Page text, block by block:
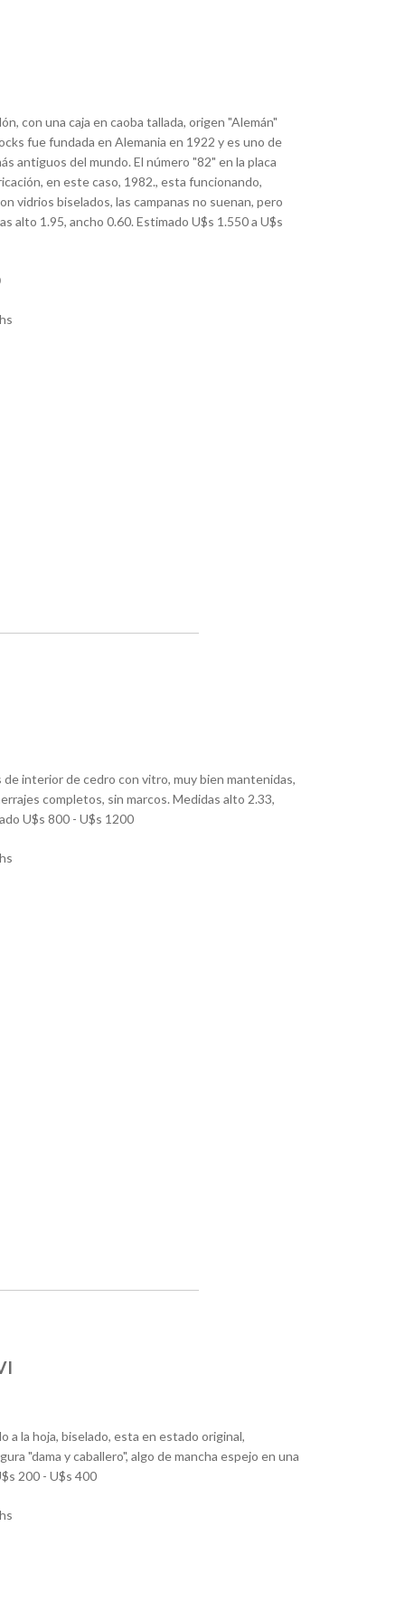
con una caja en caoba tallada, origen "Alemán"
fue fundada en Alemania en 1922 y es uno de
antiguos del mundo. El número "82" en la placa
en este caso, 1982., esta funcionando,
vidrios biselados, las campanas no suenan, pero
alto 1.95, ancho 0.60. Estimado U$s 1.550 a U$s
interior de cedro con vitro, muy bien mantenidas,
completos, sin marcos. Medidas alto 2.33,
U$s 800 - U$s 1200
a la hoja, biselado, esta en estado original,
"dama y caballero", algo de mancha espejo en una
200 - U$s 400